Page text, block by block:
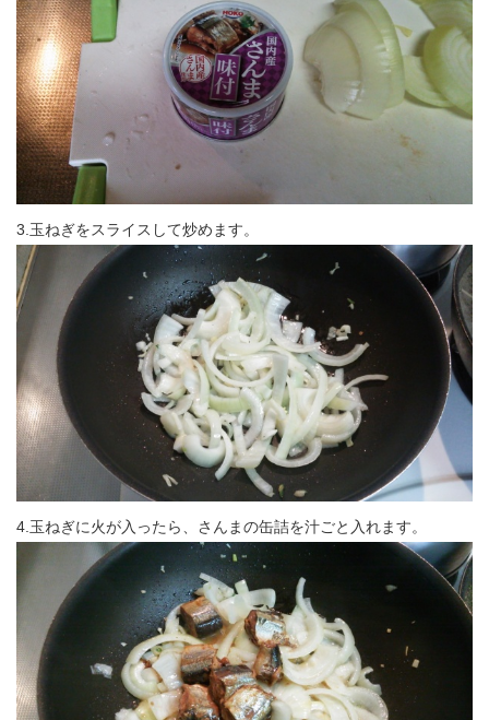
3.玉ねぎをスライスして炒めます。
4.玉ねぎに火が入ったら、さんまの缶詰を汁ごと入れます。